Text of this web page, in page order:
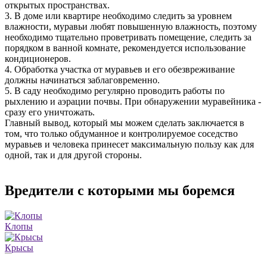
открытых пространствах.
3. В доме или квартире необходимо следить за уровнем
влажности, муравьи любят повышенную влажность, поэтому
необходимо тщательно проветривать помещение, следить за
порядком в ванной комнате, рекомендуется использование
кондиционеров.
4. Обработка участка от муравьев и его обезвреживание
должны начинаться заблаговременно.
5. В саду необходимо регулярно проводить работы по
рыхлению и аэрации почвы. При обнаружении муравейника -
сразу его уничтожать.
Главный вывод, который мы можем сделать заключается в
том, что только обдуманное и контролируемое соседство
муравьев и человека принесет максимальную пользу как для
одной, так и для другой стороны.
Вредители с которыми мы боремся
Клопы
Крысы